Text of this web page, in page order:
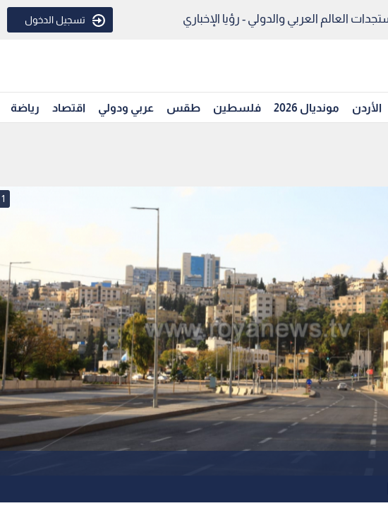
العالم العربي والدولي - رؤيا الإخباري تسجيل الدخول
الأردن مونديال 2026 فلسطين طقس عربي ودولي اقتصاد رياضة
1